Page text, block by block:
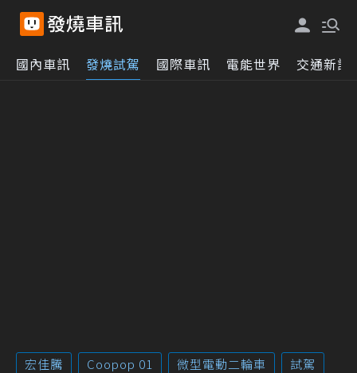
國內車訊 發燒試駕 國際車訊 電能世界 交通新訊
宏佳騰 Coopop 01 微型電動二輪車
試駕